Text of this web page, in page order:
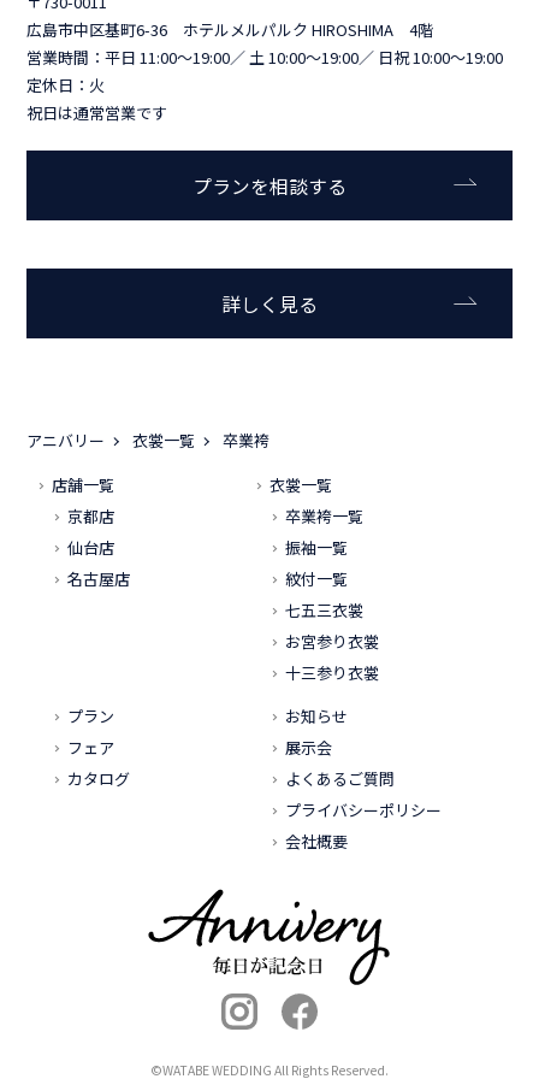
広島市中区基町6-36 ホテルメルパルク HIROSHIMA 4階
営業時間：平日 11:00～19:00／ 土 10:00～19:00／ 日祝 10:00～19:00
定休日：火
祝日は通常営業です
プランを相談する
詳しく見る
アニバリー 衣裳一覧
卒業袴
店舗一覧
京都店
仙台店
名古屋店
衣裳一覧
卒業袴一覧
振袖一覧
紋付一覧
七五三衣裳
お宮参り衣裳
十三参り衣裳
プラン
フェア
カタログ
お知らせ
展示会
よくあるご質問
プライバシーポリシー
会社概要
©WATABE WEDDING All Rights Reserved.